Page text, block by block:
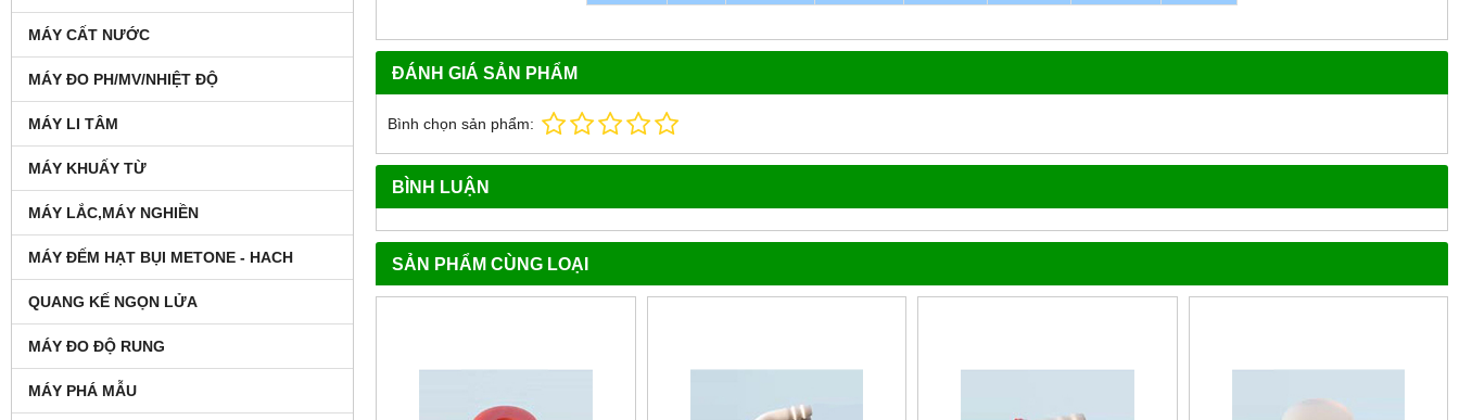
MÁY CẤT NƯỚC
MÁY ĐO PH/MV/NHIỆT ĐỘ
MÁY LI TÂM
MÁY KHUẤY TỪ
MÁY LẮC,MÁY NGHIỀN
MÁY ĐẾM HẠT BỤI METONE - HACH
QUANG KẾ NGỌN LỬA
MÁY ĐO ĐỘ RUNG
MÁY PHÁ MẪU
ĐÁNH GIÁ SẢN PHẨM
Bình chọn sản phẩm:
BÌNH LUẬN
SẢN PHẨM CÙNG LOẠI